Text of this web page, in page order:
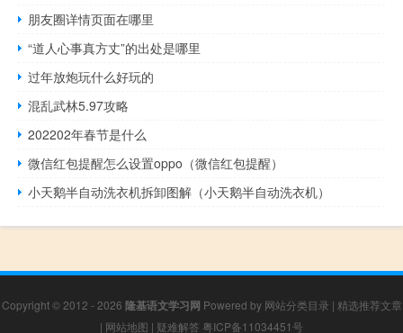
朋友圈详情页面在哪里
“道人心事真方丈”的出处是哪里
过年放炮玩什么好玩的
混乱武林5.97攻略
202202年春节是什么
微信红包提醒怎么设置oppo（微信红包提醒）
小天鹅半自动洗衣机拆卸图解（小天鹅半自动洗衣机）
Copyright © 2012 - 2026 隆基语文学习网 Powered by 网站分类目录 | 精选推荐文章
| 网站地图 | 疑难解答 粤ICP备11034451号